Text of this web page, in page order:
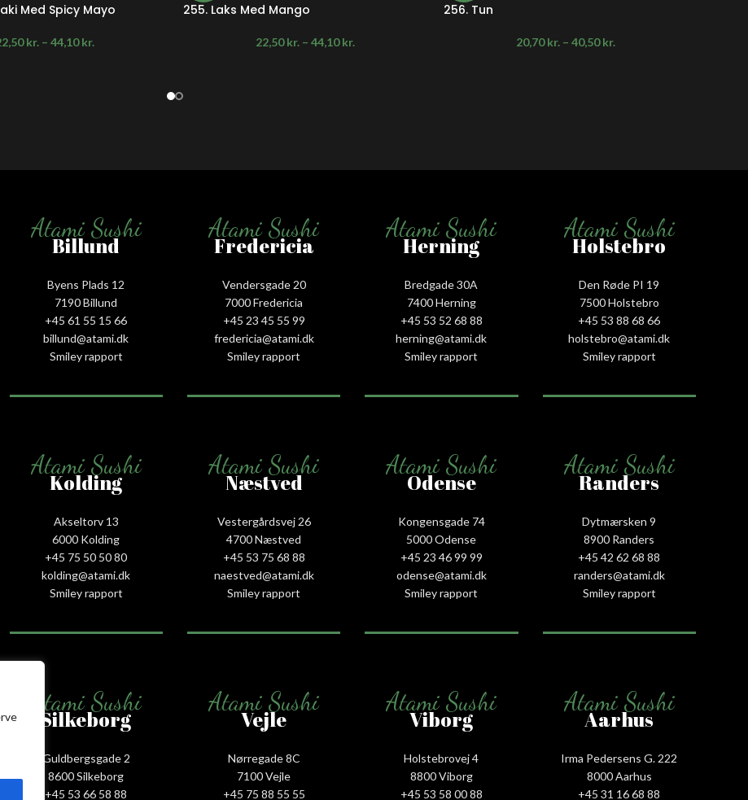
Med Spicy Mayo
kr. – 44,10kr.
255. Laks Med Mango
22,50kr. – 44,10kr.
256. Tun
20,70kr. – 40,50kr.
Atami Sushi
Billund
Byens Plads 12
7190 Billund
+45 61 55 15 66‬
billund@atami.dk
Smiley rapport
Atami Sushi
Fredericia
Vendersgade 20
7000 Fredericia
+45 23 45 55 99
fredericia@atami.dk
Smiley rapport
Atami Sushi
Herning
Bredgade 30A
7400 Herning
+45 53 52 68 88
herning@atami.dk
Smiley rapport
Atami Sushi
Holstebro
Den Røde PI 19
7500 Holstebro
+45 53 88 68 66
holstebro@atami.dk
Smiley rapport
Atami Sushi
Kolding
Akseltorv 13
6000 Kolding
+45 75 50 50 80
kolding@atami.dk
Smiley rapport
Atami Sushi
Næstved
Vestergårdsvej 26
4700 Næstved
+45 53 75 68 88
naestved@atami.dk
Smiley rapport
Atami Sushi
Odense
Kongensgade 74
5000 Odense
+45 23 46 99 99
odense@atami.dk
Smiley rapport
Atami Sushi
Randers
Dytmærsken 9
8900 Randers
+45 42 62 68 88
randers@atami.dk
Smiley rapport
Atami Sushi
Silkeborg
Guldbergsgade 2
8600 Silkeborg
+45 53 66 58 88
Atami Sushi
Vejle
Nørregade 8C
7100 Vejle
+45 75 88 55 55
Atami Sushi
Viborg
Holstebrovej 4
8800 Viborg
+45 53 58 00 88
Atami Sushi
Aarhus
Irma Pedersens G. 222
8000 Aarhus
+45 31 16 68 88